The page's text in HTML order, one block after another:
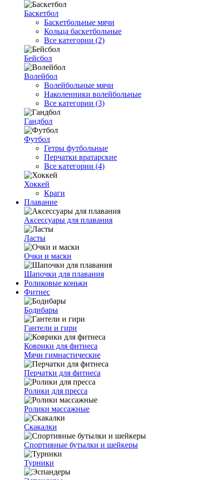
Баскетбол
Баскетбольные мячи
Кольца баскетбольные
Все категории (2)
Бейсбол
Волейбол
Волейбольные мячи
Наколенники волейбольные
Все категории (3)
Гандбол
Футбол
Гетры футбольные
Перчатки вратарские
Все категории (4)
Хоккей
Краги
Плавание
Аксессуары для плавания
Ласты
Очки и маски
Шапочки для плавания
Роликовые коньки
Фитнес
Бодибары
Гантели и гири
Коврики для фитнеса
Мячи гимнастические
Перчатки для фитнеса
Ролики для пресса
Ролики массажные
Скакалки
Спортивные бутылки и шейкеры
Турники